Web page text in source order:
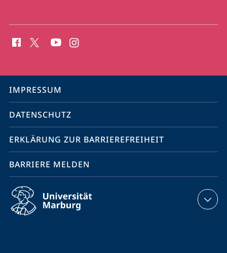
Media
Service-
Navigation
IMPRESSUM
DATENSCHUTZ
ERKLÄRUNG ZUR BARRIEREFREIHEIT
BARRIERE MELDEN